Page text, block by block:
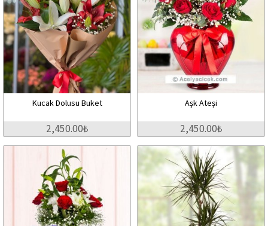
Kucak Dolusu Buket
2,450.00₺
Aşk Ateşi
2,450.00₺